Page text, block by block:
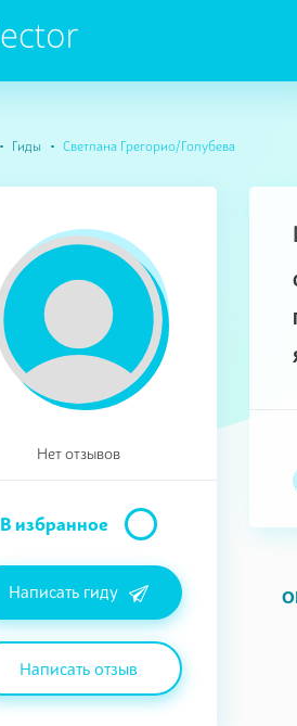
Гиды Светлана Грегорио/Голубева
Нет отзывов
В избранное
Написать гиду
Написать отзыв